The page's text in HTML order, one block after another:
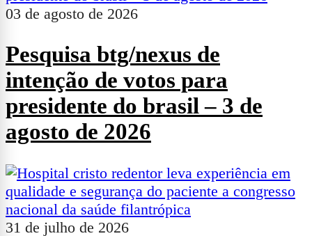
03 de agosto de 2026
Pesquisa btg/nexus de
intenção de votos para
presidente do brasil – 3 de
agosto de 2026
31 de julho de 2026